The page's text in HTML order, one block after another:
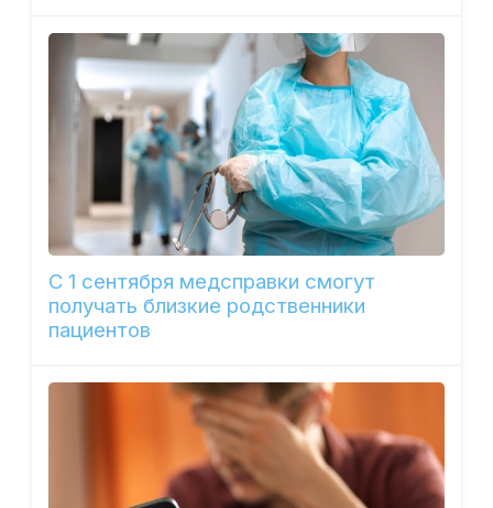
С 1 сентября медсправки смогут
получать близкие родственники
пациентов